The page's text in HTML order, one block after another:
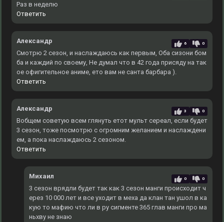
Раз в неделю
Ответить
Александр 6 0
Смотрю 2 сезон, и наслаждаюсь как первым, Оба сизони бом
ба и каждий по своему, Не думал что в 42 года присяду на так
ое офигительное аниме, ето вам не санта барбара ).
Ответить
Александр 3 0
Вобщем советую всем глянуть етот мульт сереал, если будет
3 сезон, тоже посмотрю с огромним желанием и наслаждени
ем, а пока наслаждаюсь 2 сезоном.
Ответить
Михаил 0 0
3 сезон врядли будет так как 3 сезон манги происходит ч
ерез 10 000 лет и все уходит в меха да клан тан ушол в ка
кую то мафию что ли в ру сигменте 365 глав манги про ма
ньхву не знаю